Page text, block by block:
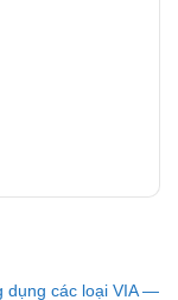
dụng các loại VIA —